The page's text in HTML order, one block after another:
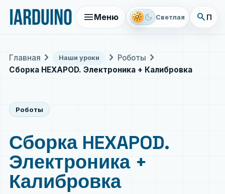
menuМеню light_mode dark_mode Светлая search
Главная chevron_right Наши уроки chevron_right Роботы chevron_right
Сборка HEXAPOD. Электроника + Калибровка
Роботы
Сборка HEXAPOD.
Электроника +
Калибровка